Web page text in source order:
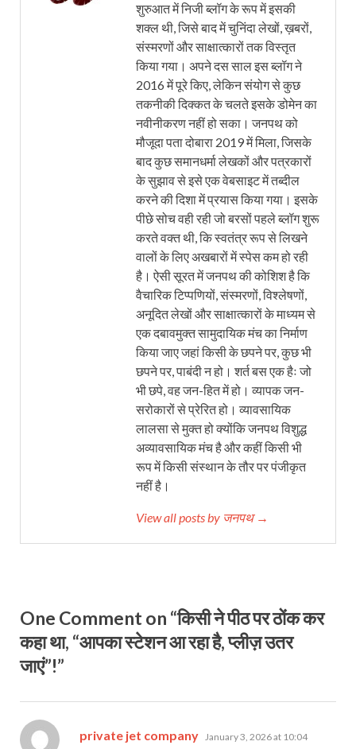
शुरुआत में निजी ब्लॉग के रूप में इसकी
शक्ल थी, जिसे बाद में चुनिंदा लेखों, ख़बरों,
संस्मरणों और साक्षात्कारों तक विस्तृत
किया गया। अपने दस साल इस ब्लॉग ने
2016 में पूरे किए, लेकिन संयोग से कुछ
तकनीकी दिक्कत के चलते इसके डोमेन का
नवीनीकरण नहीं हो सका। जनपथ को
मौजूदा पता दोबारा 2019 में मिला, जिसके
बाद कुछ समानधर्मा लेखकों और पत्रकारों
के सुझाव से इसे एक वेबसाइट में तब्दील
करने की दिशा में प्रयास किया गया। इसके
पीछे सोच वही रही जो बरसों पहले ब्लॉग शुरू
करते वक्त थी, कि स्वतंत्र रूप से लिखने
वालों के लिए अखबारों में स्पेस कम हो रही
है। ऐसी सूरत में जनपथ की कोशिश है कि
वैचारिक टिप्पणियों, संस्मरणों, विश्लेषणों,
अनूदित लेखों और साक्षात्कारों के माध्यम से
एक दबावमुक्त सामुदायिक मंच का निर्माण
किया जाए जहां किसी के छपने पर, कुछ भी
छपने पर, पाबंदी न हो। शर्त बस एक हैः जो
भी छपे, वह जन-हित में हो। व्यापक जन-
सरोकारों से प्रेरित हो। व्यावसायिक
लालसा से मुक्त हो क्योंकि जनपथ विशुद्ध
अव्यावसायिक मंच है और कहीं किसी भी
रूप में किसी संस्थान के तौर पर पंजीकृत
नहीं है।
View all posts by जनपथ →
One Comment on “किसी ने पीठ पर ठोंक कर
कहा था, “आपका स्टेशन आ रहा है, प्लीज़ उतर
जाएं”!”
private jet company says:
January 3, 2026 at 10:04